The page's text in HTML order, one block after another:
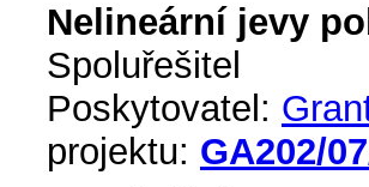
Nelineární jevy
Spoluřešitel
Poskytovatel:
projektu: GA202/